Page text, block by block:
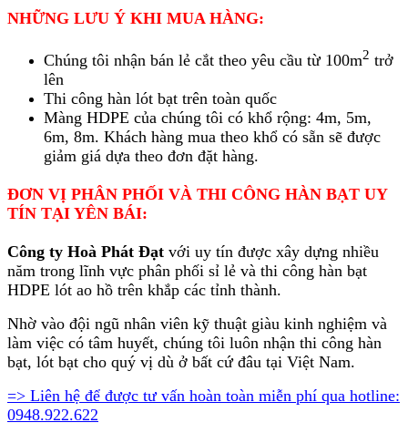
NHỮNG LƯU Ý KHI MUA HÀNG:
Chúng tôi nhận bán lẻ cắt theo yêu cầu từ 100m2 trở
lên
Thi công hàn lót bạt trên toàn quốc
Màng HDPE của chúng tôi có khổ rộng: 4m, 5m,
6m, 8m. Khách hàng mua theo khổ có sẵn sẽ được
giảm giá dựa theo đơn đặt hàng.
ĐƠN VỊ PHÂN PHỐI VÀ THI CÔNG HÀN BẠT UY
TÍN TẠI YÊN BÁI:
Công ty Hoà Phát Đạt với uy tín được xây dựng nhiều
năm trong lĩnh vực phân phối sỉ lẻ và thi công hàn bạt
HDPE lót ao hồ trên khắp các tỉnh thành.
Nhờ vào đội ngũ nhân viên kỹ thuật giàu kinh nghiệm và
làm việc có tâm huyết, chúng tôi luôn nhận thi công hàn
bạt, lót bạt cho quý vị dù ở bất cứ đâu tại Việt Nam.
=> Liên hệ để được tư vấn hoàn toàn miễn phí qua hotline:
0948.922.622